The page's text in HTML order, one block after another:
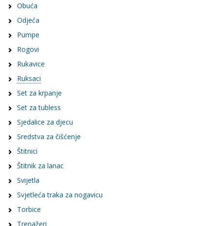
Obuća
Odjeća
Pumpe
Rogovi
Rukavice
Ruksaci
Set za krpanje
Set za tubless
Sjedalice za djecu
Sredstva za čišćenje
Štitnici
Štitnik za lanac
Svijetla
Svjetleća traka za nogavicu
Torbice
Trenažeri